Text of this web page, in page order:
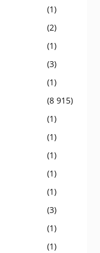
(1)
(2)
(1)
(3)
(1)
(8 915)
(1)
(1)
(1)
(1)
(1)
(3)
(1)
(1)